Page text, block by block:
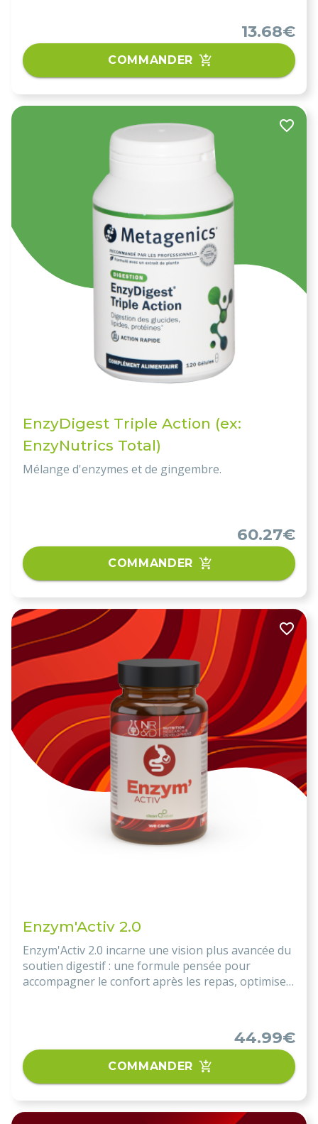
13.68€
COMMANDER
EnzyDigest Triple Action (ex:
EnzyNutrics Total)
Mélange d'enzymes et de gingembre.
60.27€
COMMANDER
Enzym'Activ 2.0
Enzym'Activ 2.0 incarne une vision plus avancée du
soutien digestif : une formule pensée pour
accompagner le confort après les repas, optimiser
44.99€
COMMANDER